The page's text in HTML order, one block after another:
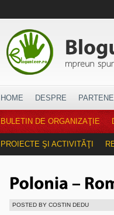
HOME DESPRE
BULETIN DE ORGANIZAŢIE
PROIECTE ŞI ACTIVITĂŢI
POSTED BY COSTIN DEDU